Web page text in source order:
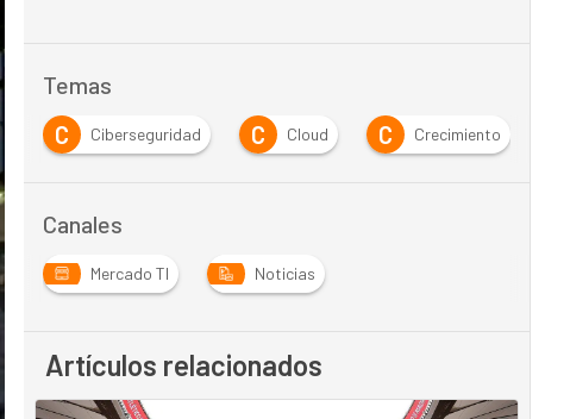
Temas
C Ciberseguridad C Cloud C Crecimiento
Canales
Mercado TI Noticias
Artículos relacionados